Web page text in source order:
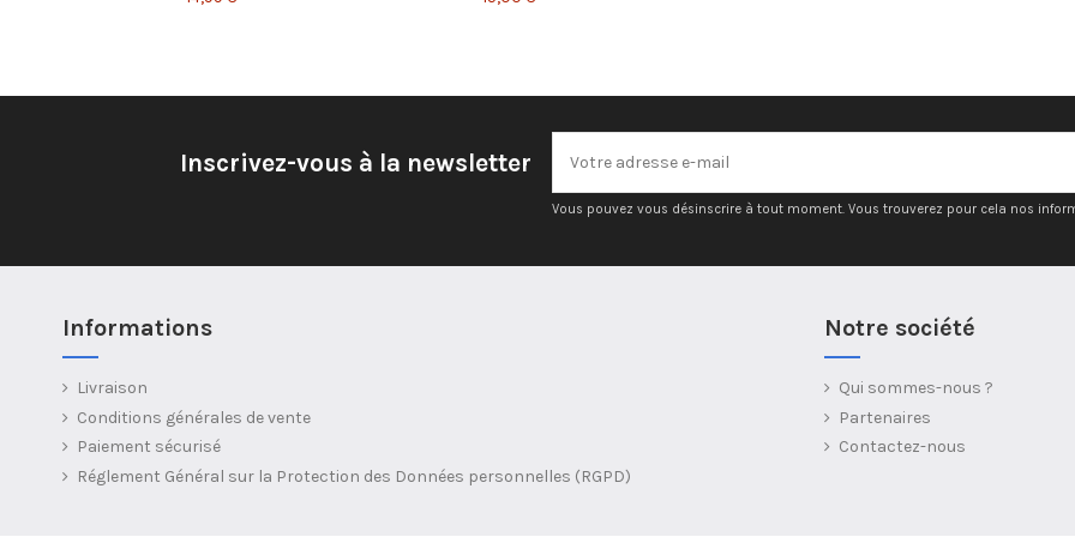
Inscrivez-vous à la newsletter
Vous pouvez vous désinscrire à tout moment. Vous trouverez pour cela nos
Informations
Livraison
Conditions générales de vente
Paiement sécurisé
Réglement Général sur la Protection des Données personnelles (RGPD)
Notre société
Qui sommes-nous ?
Partenaires
Contactez-nous